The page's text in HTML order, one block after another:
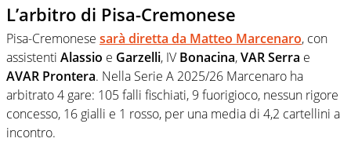
L’arbitro di Pisa-Cremonese
Pisa-Cremonese sarà diretta da Matteo Marcenaro, con
assistenti Alassio e Garzelli, IV Bonacina,VARSerra e
AVAR Prontera. Nella Serie A 2025/26 Marcenaro ha
arbitrato 4 gare: 105 falli fischiati, 9 fuorigioco, nessun rigore
concesso, 16 gialli e 1 rosso, per una media di 4,2 cartellini a
incontro.